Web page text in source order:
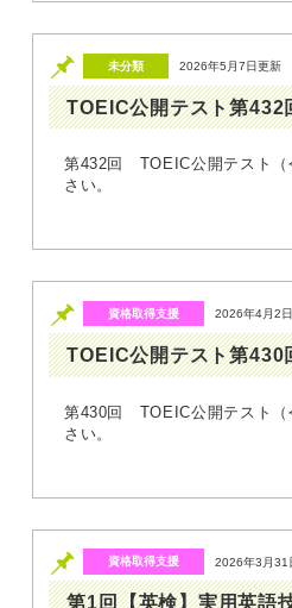
未分類 2026年5月7日更新
TOEIC公開テスト第432
第432回 TOEIC公開テスト（
さい。 記 １．試験
資格取得支援 2026年4月2
TOEIC公開テスト第430
第430回 TOEIC公開テスト（
さい。 記 １．試験
資格取得支援 2026年3月31
第1回【英検】実用英